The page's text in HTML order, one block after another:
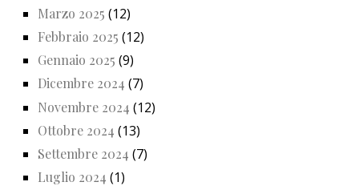
Marzo 2025 (12)
Febbraio 2025 (12)
Gennaio 2025 (9)
Dicembre 2024 (7)
Novembre 2024 (12)
Ottobre 2024 (13)
Settembre 2024 (7)
Luglio 2024 (1)